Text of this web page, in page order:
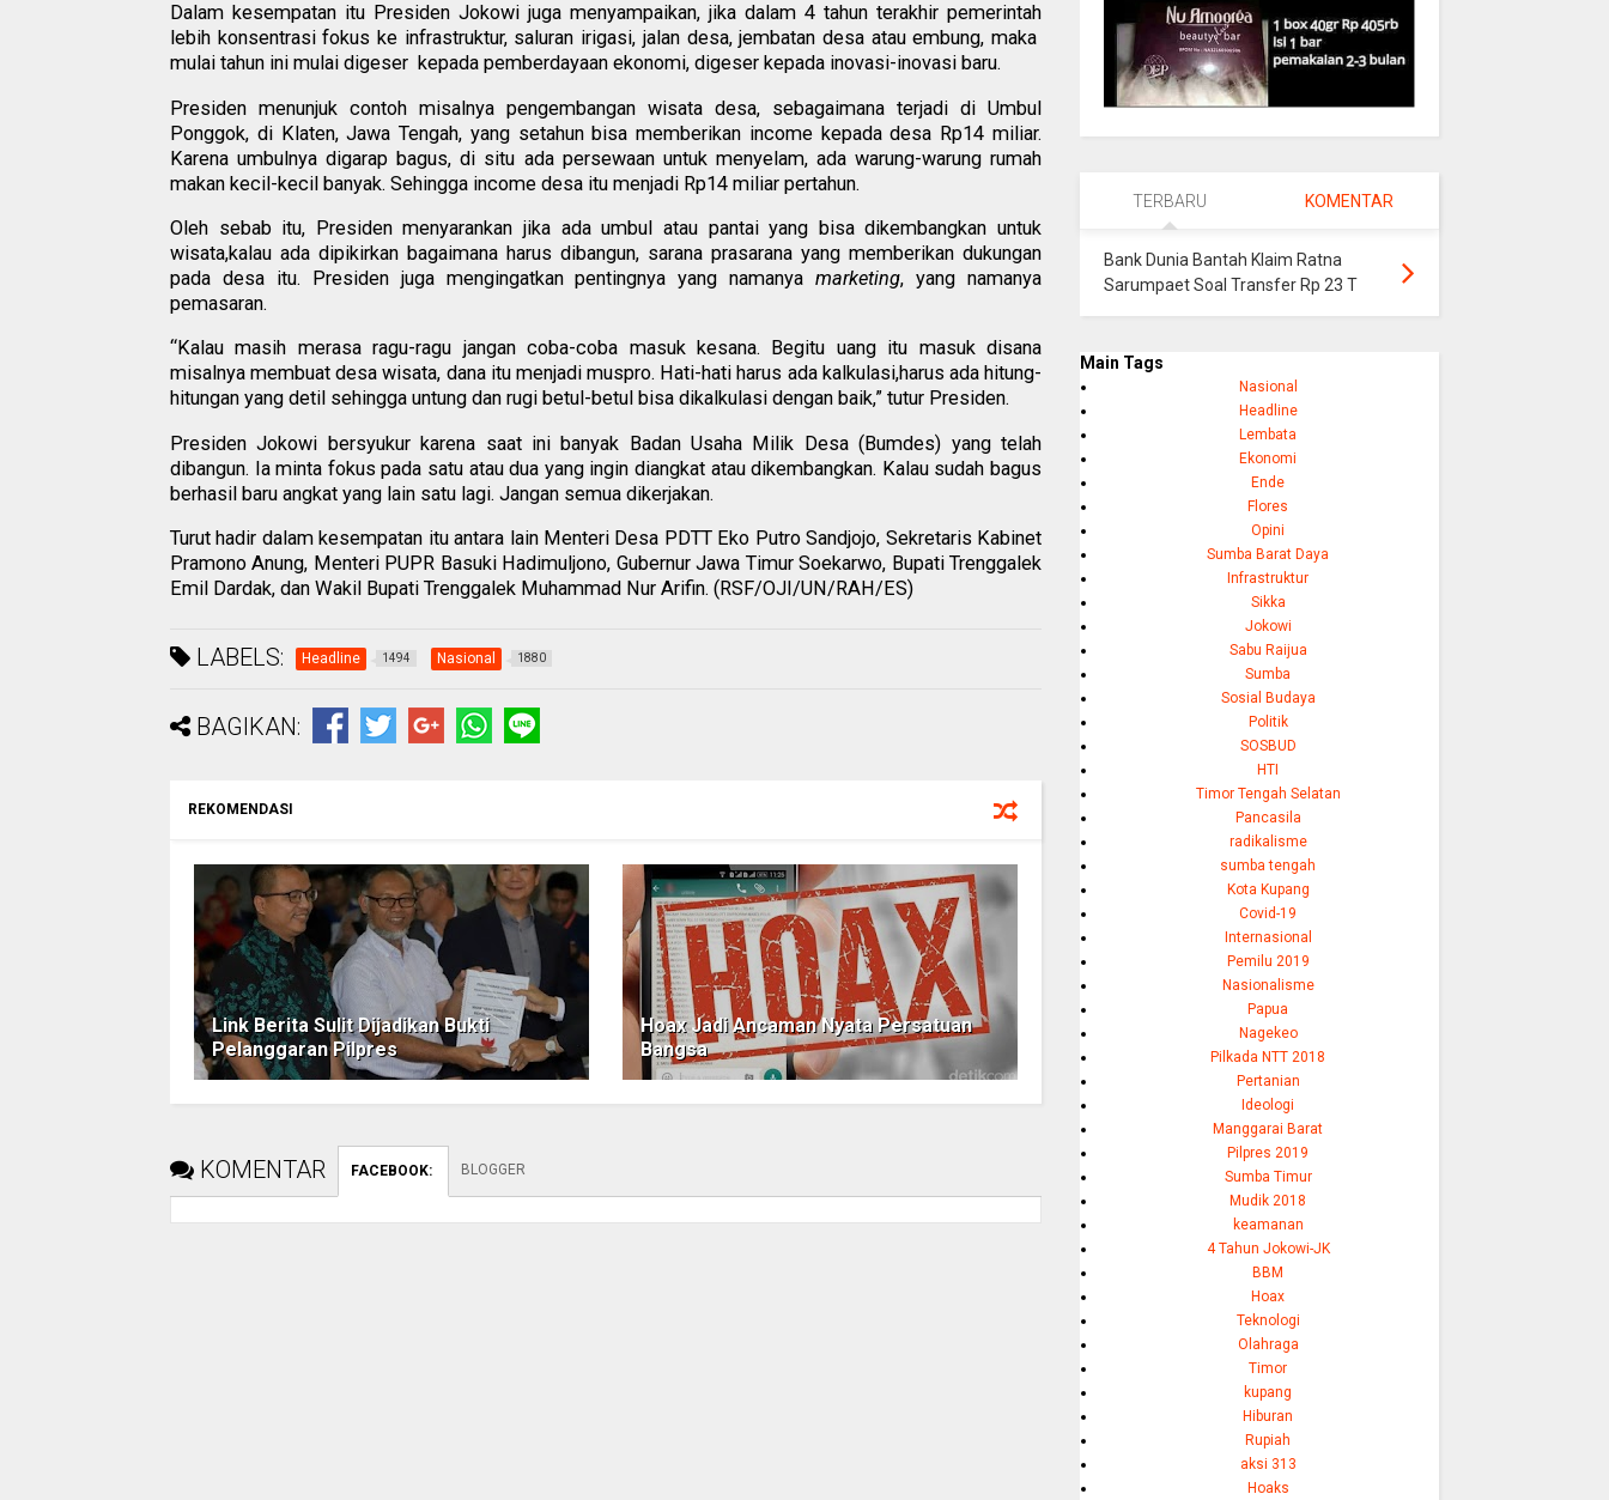
Dalam kesempatan itu Presiden Jokowi juga menyampaikan, jika dalam 4 tahun terakhir pemerintah
lebih konsentrasi fokus ke infrastruktur, saluran irigasi, jalan desa, jembatan desa atau embung, maka
mulai tahun ini mulai digeser kepada pemberdayaan ekonomi, digeser kepada inovasi-inovasi baru.
Presiden menunjuk contoh misalnya pengembangan wisata desa, sebagaimana terjadi di Umbul
Ponggok, di Klaten, Jawa Tengah, yang setahun bisa memberikan income kepada desa Rp14 miliar.
Karena umbulnya digarap bagus, di situ ada persewaan untuk menyelam, ada warung-warung rumah
makan kecil-kecil banyak. Sehingga income desa itu menjadi Rp14 miliar pertahun.
Oleh sebab itu, Presiden menyarankan jika ada umbul atau pantai yang bisa dikembangkan untuk
wisata,kalau ada dipikirkan bagaimana harus dibangun, sarana prasarana yang memberikan dukungan
pada desa itu. Presiden juga mengingatkan pentingnya yang namanyamarketing, yang namanya
pemasaran.
“Kalau masih merasa ragu-ragu jangan coba-coba masuk kesana. Begitu uang itu masuk disana
misalnya membuat desa wisata, dana itu menjadi muspro. Hati-hati harus ada kalkulasi,harus ada hitung-
hitungan yang detil sehingga untung dan rugi betul-betul bisa dikalkulasi dengan baik,” tutur Presiden.
Presiden Jokowi bersyukur karena saat ini banyak Badan Usaha Milik Desa (Bumdes) yang telah
dibangun. Ia minta fokus pada satu atau dua yang ingin diangkat atau dikembangkan. Kalau sudah bagus
berhasil baru angkat yang lain satu lagi. Jangan semua dikerjakan.
Turut hadir dalam kesempatan itu antara lain Menteri Desa PDTT Eko Putro Sandjojo, Sekretaris Kabinet
Pramono Anung, Menteri PUPR Basuki Hadimuljono, Gubernur Jawa Timur Soekarwo, Bupati Trenggalek
Emil Dardak, dan Wakil Bupati Trenggalek Muhammad Nur Arifin. (RSF/OJI/UN/RAH/ES)
LABELS: Headline 1494 Nasional 1880
BAGIKAN:
REKOMENDASI
Link Berita Sulit Dijadikan Bukti
Pelanggaran Pilpres
Hoax Jadi Ancaman Nyata Persatuan
Bangsa
KOMENTAR FACEBOOK: BLOGGER
TERBARU KOMENTAR
Bank Dunia Bantah Klaim Ratna
Sarumpaet Soal Transfer Rp 23 T
Main Tags
Nasional
Headline
Lembata
Ekonomi
Ende
Flores
Opini
Sumba Barat Daya
Infrastruktur
Sikka
Jokowi
Sabu Raijua
Sumba
Sosial Budaya
Politik
SOSBUD
HTI
Timor Tengah Selatan
Pancasila
radikalisme
sumba tengah
Kota Kupang
Covid-19
Internasional
Pemilu 2019
Nasionalisme
Papua
Nagekeo
Pilkada NTT 2018
Pertanian
Ideologi
Manggarai Barat
Pilpres 2019
Sumba Timur
Mudik 2018
keamanan
4 Tahun Jokowi-JK
BBM
Hoax
Teknologi
Olahraga
Timor
kupang
Hiburan
Rupiah
aksi 313
Hoaks